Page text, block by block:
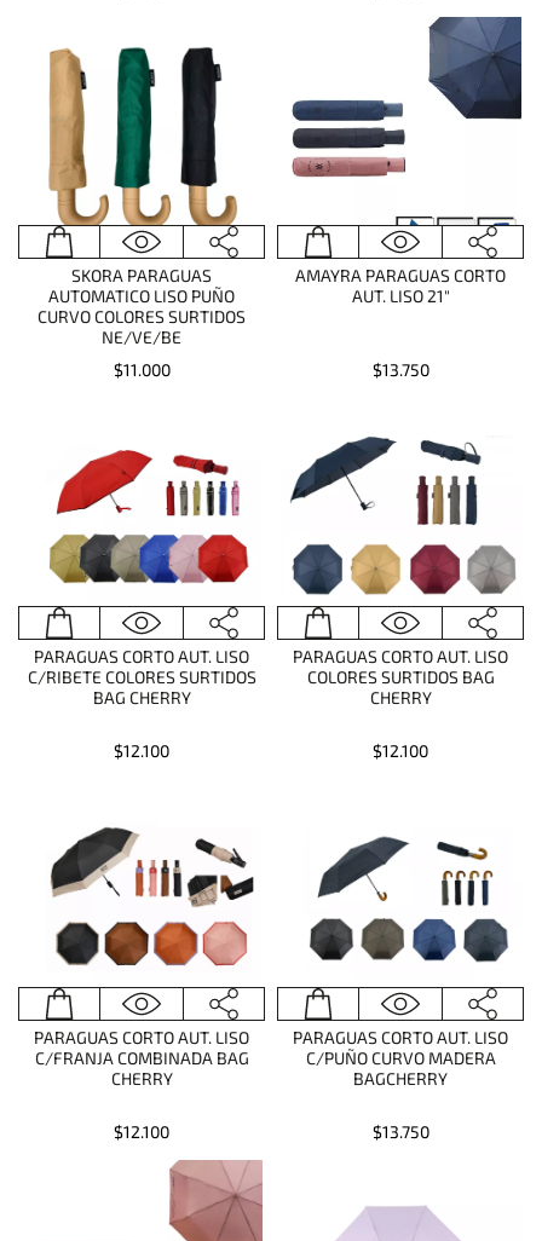
SKORA PARAGUAS
AUTOMATICO LISO PUÑO
CURVO COLORES SURTIDOS
NE/VE/BE
$11.000
AMAYRA PARAGUAS CORTO
AUT. LISO 21"
$13.750
PARAGUAS CORTO AUT. LISO
C/RIBETE COLORES SURTIDOS
BAG CHERRY
$12.100
PARAGUAS CORTO AUT. LISO
COLORES SURTIDOS BAG
CHERRY
$12.100
PARAGUAS CORTO AUT. LISO
C/FRANJA COMBINADA BAG
CHERRY
$12.100
PARAGUAS CORTO AUT. LISO
C/PUÑO CURVO MADERA
BAGCHERRY
$13.750